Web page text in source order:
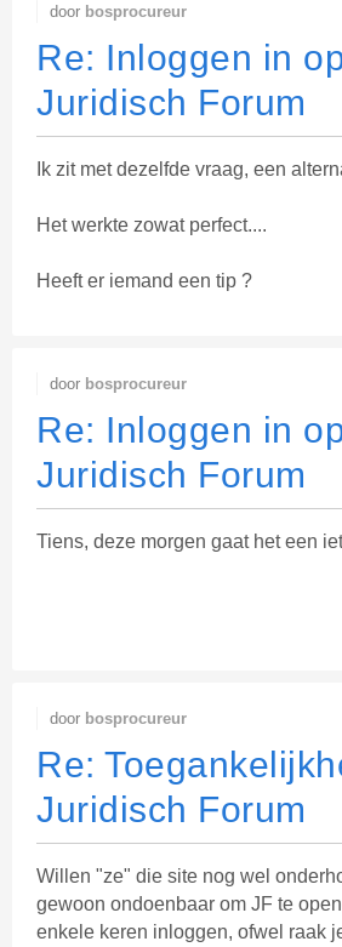
door bosprocureur
Re: Inloggen in
Juridisch Forum
Ik zit met dezelfde vraag, een
Het werkte zowat perfect....
Heeft er iemand een tip ?
door bosprocureur
Re: Inloggen in
Juridisch Forum
Tiens, deze morgen gaat het een
door bosprocureur
Re:
Juridisch Forum
Willen "ze" die site nog wel
gewoon ondoenbaar om JF te
enkele keren inloggen, ofwel raak